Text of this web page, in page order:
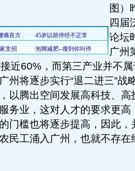
图）
四届
论坛
广州
近60%，而第三产业并不
州将逐步实行“退二进三”战
以腾出空间发展高科技、高
务业，这对人才的要求更高
门槛也将逐步提高，因此，
民工涌入广州，也就不存在